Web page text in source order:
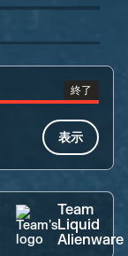
終了
表示
Team
Liquid
Alienware